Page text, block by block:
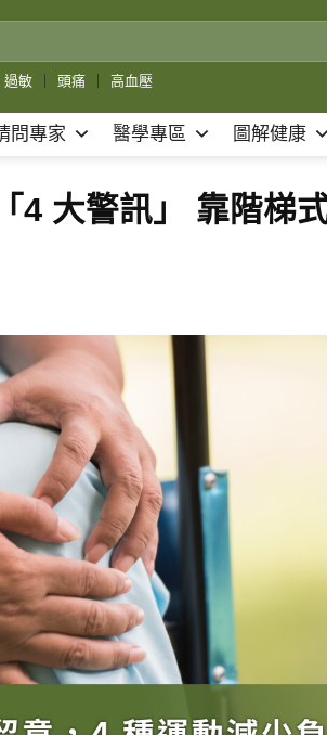
過敏 頭痛 高血壓
問專家 醫學專區 圖解健康
4 大警訊」 靠階梯